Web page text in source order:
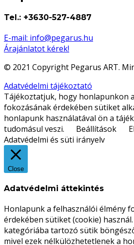
Tel.: +3630-527-4887
E-mail: info@pegarus.hu
Árajánlatot kérek!
© 2021 Copyright Pegarus ART.
Adatvédelmi tájékoztató
Tájékoztatjuk, hogy honlapunkon
fokozásának érdekében sütiket
honlapunk használatával ön a
tudomásul veszi.
Beállítások
Adatvédelmi és süti irányelv
Close
Adatvédelmi áttekintés
Honlapunk a felhasználói élmény
érdekében sütiket (cookie)
kategóriába tartozó sütik
mivel ezek nélkülözhetetlenek a